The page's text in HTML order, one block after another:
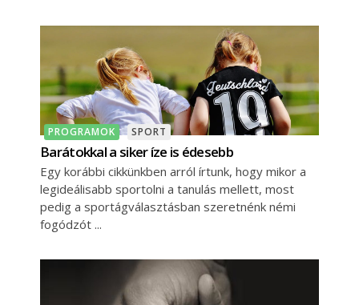
PROGRAMOK SPORT
Barátokkal a siker íze is édesebb
Egy korábbi cikkünkben arról írtunk, hogy mikor a
legideálisabb sportolni a tanulás mellett, most
pedig a sportágválasztásban szeretnénk némi
fogódzót